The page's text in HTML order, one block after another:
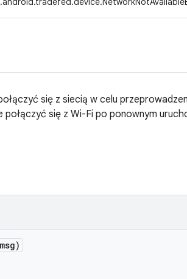
się z siecią w celu
połączyć się z Wi-Fi po ponownym